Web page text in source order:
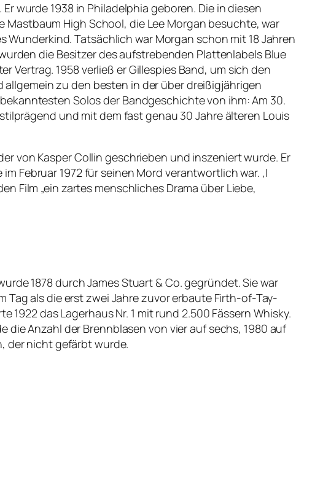
wurde 1938 in Philadelphia geboren. Die in diesen
High School, die Lee Morgan besuchte, war
Tatsächlich war Morgan schon mit 18 Jahren
die Besitzer des aufstrebenden Plattenlabels Blue
1958 verließ er Gillespies Band, um sich den
zu den besten in der über dreißigjährigen
Solos der Bandgeschichte von ihm: Am 30.
und mit dem fast genau 30 Jahre älteren Louis
von Kasper Collin geschrieben und inszeniert wurde. Er
Februar 1972 für seinen Mord verantwortlich war. ‚I
Film „ein zartes menschliches Drama über Liebe,
1878 durch James Stuart & Co. gegründet. Sie war
Tag als die erst zwei Jahre zuvor erbaute Firth-of-Tay-
1922 das Lagerhaus Nr. 1 mit rund 2.500 Fässern Whisky.
Anzahl der Brennblasen von vier auf sechs, 1980 auf
der nicht gefärbt wurde.